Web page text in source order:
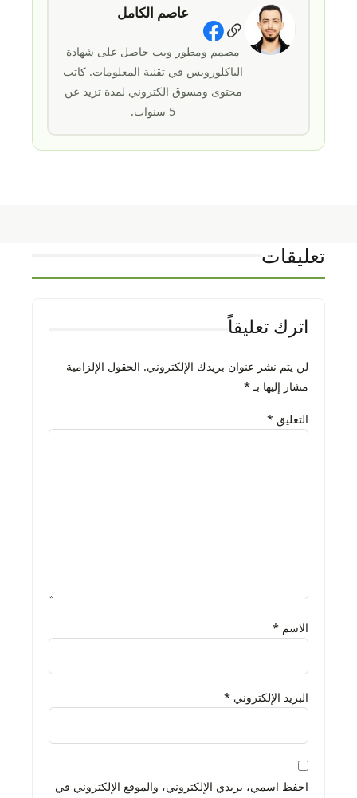
عاصم الكامل
Social Links
مصمم ومطور ويب حاصل على شهادة
الباكلورويس في تقنية المعلومات. كاتب
محتوى ومسوق الكتروني لمدة تزيد عن
5 سنوات.
تعليقات
اترك تعليقاً
لن يتم نشر عنوان بريدك الإلكتروني. الحقول الإلزامية
مشار إليها بـ*
التعليق *
الاسم *
البريد الإلكتروني *
احفظ اسمي، بريدي الإلكتروني، والموقع الإلكتروني في